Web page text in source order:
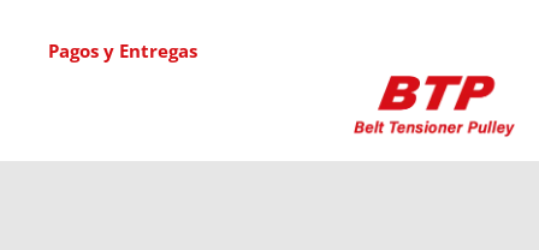
Pagos y Entregas